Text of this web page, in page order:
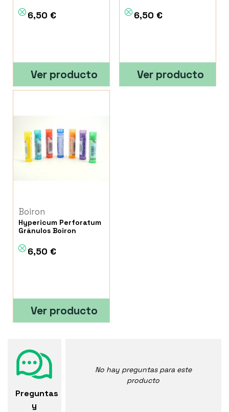
6,50 €
Ver producto
6,50 €
Ver producto
Boiron
Hypericum Perforatum
Gránulos Boiron
6,50 €
Ver producto
Preguntas
y
No hay preguntas para este
producto